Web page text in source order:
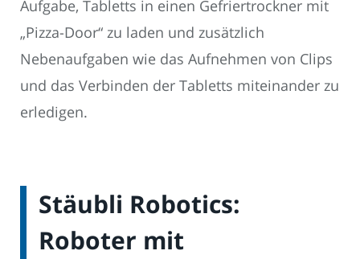
Aufgabe, Tabletts in einen Gefriertrockner mit
„Pizza-Door“ zu laden und zusätzlich
Nebenaufgaben wie das Aufnehmen von Clips
und das Verbinden der Tabletts miteinander zu
erledigen.
Stäubli Robotics:
Roboter mit